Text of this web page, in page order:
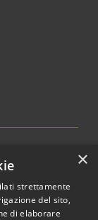
×
strettamente
del sito,
di elaborare